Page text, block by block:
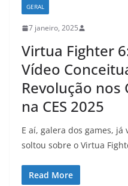
GERAL
7 janeiro, 2025
Virtua Fighter
Vídeo
Revolução nos
na CES 2025
E aí, galera dos games,
soltou sobre o Virtua
Read More